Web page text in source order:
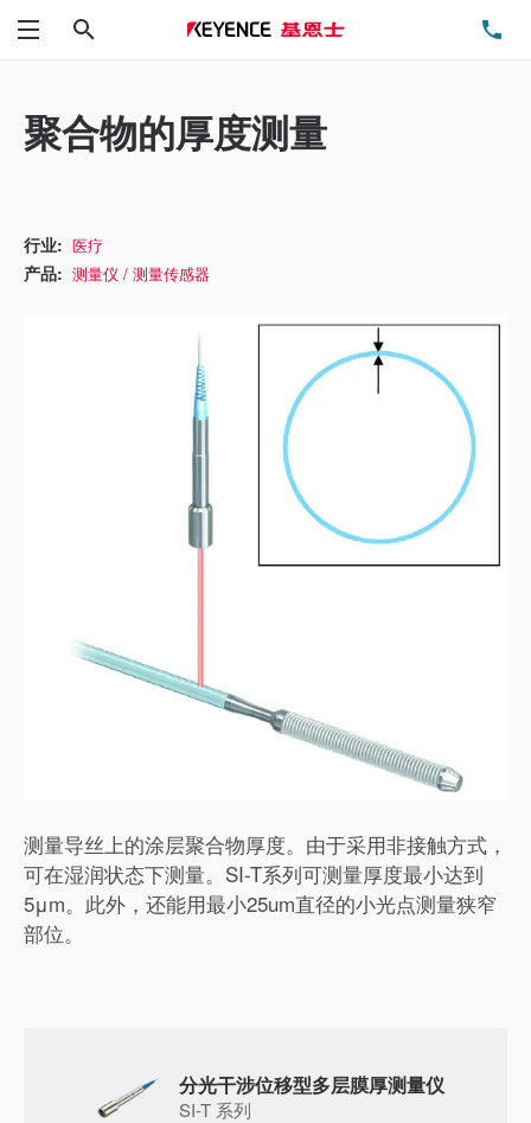
菜单
聚合物的厚度测量
行业: 医疗
产品: 测量仪 / 测量传感器
测量导丝上的涂层聚合物厚度。由于采用非接触方式，
可在湿润状态下测量。SI-T系列可测量厚度最小达到
5μm。此外，还能用最小25um直径的小光点测量狭窄
部位。
分光干涉位移型多层膜厚测量仪
SI-T 系列